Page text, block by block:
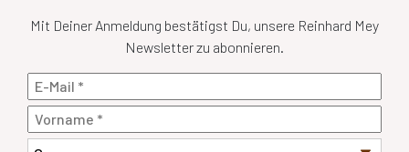
Mit Deiner Anmeldung bestätigst Du, unsere Reinhard Mey
Newsletter zu abonnieren.